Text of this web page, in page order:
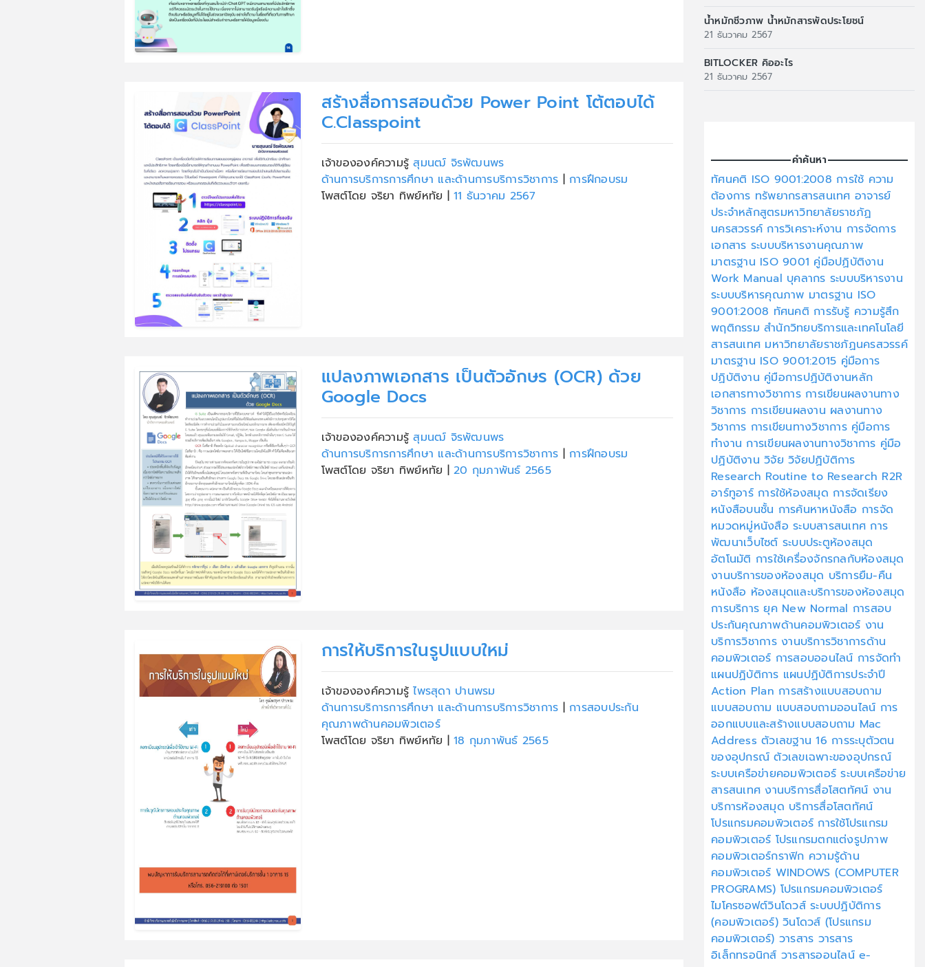
สร้างสื่อการสอนด้วย Power Point โต้ตอบได้
C.Classpoint
เจ้าขององค์ความรู้สุมนฒ์ จิรพัฒนพร
ด้านการบริการการศึกษา และด้านการบริการวิชาการ | การฝึกอบรม
โพสต์โดย จริยา ทิพย์หทัย | 11 ธันวาคม 2567
แปลงภาพเอกสาร เป็นตัวอักษร (OCR) ด้วย
Google Docs
เจ้าขององค์ความรู้สุมนฒ์ จิรพัฒนพร
ด้านการบริการการศึกษา และด้านการบริการวิชาการ | การฝึกอบรม
โพสต์โดย จริยา ทิพย์หทัย | 20 กุมภาพันธ์ 2565
การให้บริการในรูปแบบใหม่
เจ้าขององค์ความรู้ไพรสุดา ปานพรม
ด้านการบริการการศึกษา และด้านการบริการวิชาการ | การสอบประกัน
คุณภาพด้านคอมพิวเตอร์
โพสต์โดย จริยา ทิพย์หทัย | 18 กุมภาพันธ์ 2565
น้ำหมักชีวภาพ น้ำหมักสารพัดประโยชน์
21 ธันวาคม 2567
BITLOCKER คิออะไร
21 ธันวาคม 2567
คำค้นหา
ทัศนคติ ISO 9001:2008 การใช้ ความ
ต้องการ ทรัพยากรสารสนเทศ อาจารย์
ประจำหลักสูตรมหาวิทยาลัยราชภัฏ
นครสวรรค์ การวิเคราะห์งาน การจัดการ
เอกสาร ระบบบริหารงานคุณภาพ
มาตรฐาน ISO 9001 คู่มือปฏิบัติงาน
Work Manual บุคลากร ระบบบริหารงาน
ระบบบริหารคุณภาพ มาตรฐาน ISO
9001:2008 ทัศนคติ การรับรู้ ความรู้สึก
พฤติกรรม สำนักวิทยบริการและเทคโนโลยี
สารสนเทศ มหาวิทยาลัยราชภัฏนครสวรรค์
มาตรฐาน ISO 9001:2015 คู่มือการ
ปฏิบัติงาน คู่มือการปฏิบัติงานหลัก
เอกสารทางวิชาการ การเขียนผลงานทาง
วิชาการ การเขียนผลงาน ผลงานทาง
วิชาการ การเขียนทางวิชาการ คู่มือการ
ทำงาน การเขียนผลงานทางวิชาการ คู่มือ
ปฏิบัติงาน วิจัย วิจัยปฏิบัติการ
Research Routine to Research R2R
อาร์ทูอาร์ การใช้ห้องสมุด การจัดเรียง
หนังสือบนชั้น การค้นหาหนังสือ การจัด
หมวดหมู่หนังสือ ระบบสารสนเทศ การ
พัฒนาเว็บไซต์ ระบบประตูห้องสมุด
อัตโนมัติ การใช้เครื่องจักรกลกับห้องสมุด
งานบริการของห้องสมุด บริการยืม-คืน
หนังสือ ห้องสมุดและบริการของห้องสมุด
การบริการ ยุค New Normal การสอบ
ประกันคุณภาพด้านคอมพิวเตอร์ งาน
บริการวิชาการ งานบริการวิชาการด้าน
คอมพิวเตอร์ การสอบออนไลน์ การจัดทำ
แผนปฏิบัติการ แผนปฏิบัติการประจำปี
Action Plan การสร้างแบบสอบถาม
แบบสอบถาม แบบสอบถามออนไลน์ การ
ออกแบบและสร้างแบบสอบถาม Mac
Address ตัวเลขฐาน 16 การระบุตัวตน
ของอุปกรณ์ตัวเลขเฉพาะของอุปกรณ์
ระบบเครือข่ายคอมพิวเตอร์ระบบเครือข่าย
สารสนเทศงานบริการสื่อโสตทัศน์ งาน
บริการห้องสมุด บริการสื่อโสตทัศน์
โปรแกรมคอมพิวเตอร์ การใช้โปรแกรม
คอมพิวเตอร์ โปรแกรมตกแต่งรูปภาพ
คอมพิวเตอร์กราฟิก ความรู้ด้าน
คอมพิวเตอร์ WINDOWS (COMPUTER
PROGRAMS) โปรแกรมคอมพิวเตอร์
ไมโครซอฟต์วินโดวส์ ระบบปฏิบัติการ
(คอมพิวเตอร์) วินโดวส์ (โปรแกรม
คอมพิวเตอร์) วารสาร วารสาร
อิเล็กทรอนิกส์ วารสารออนไลน์ e-